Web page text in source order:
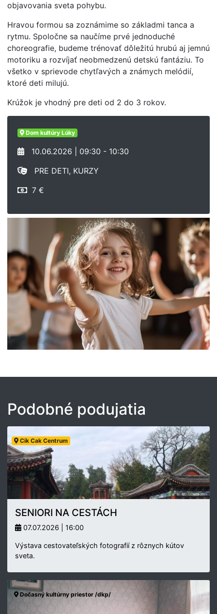
objavovania sveta pohybu.
Hravou formou sa zoznámime so základmi tanca a
rytmu. Spoločne sa naučíme prvé jednoduché
choreografie, budeme trénovať dôležitú hrubú aj jemnú
motoriku a rozvíjať neobmedzenú detskú fantáziu. To
všetko v sprievode chytľavých a známych melódií,
ktoré deti milujú.
Krúžok je vhodný pre deti od 2 do 3 rokov.
Dom kultúry Lúky
10.06.2026 | 09:30 - 10:30
PRE DETI, KURZY
7 €
Podobné podujatia
Cik Cak Centrum
SENIORI NA CESTÁCH
07.07.2026 | 16:00
Výstava cestovateľských fotografií z rôznych kútov
sveta.
Dočasný kultúrny priestor /dkp/